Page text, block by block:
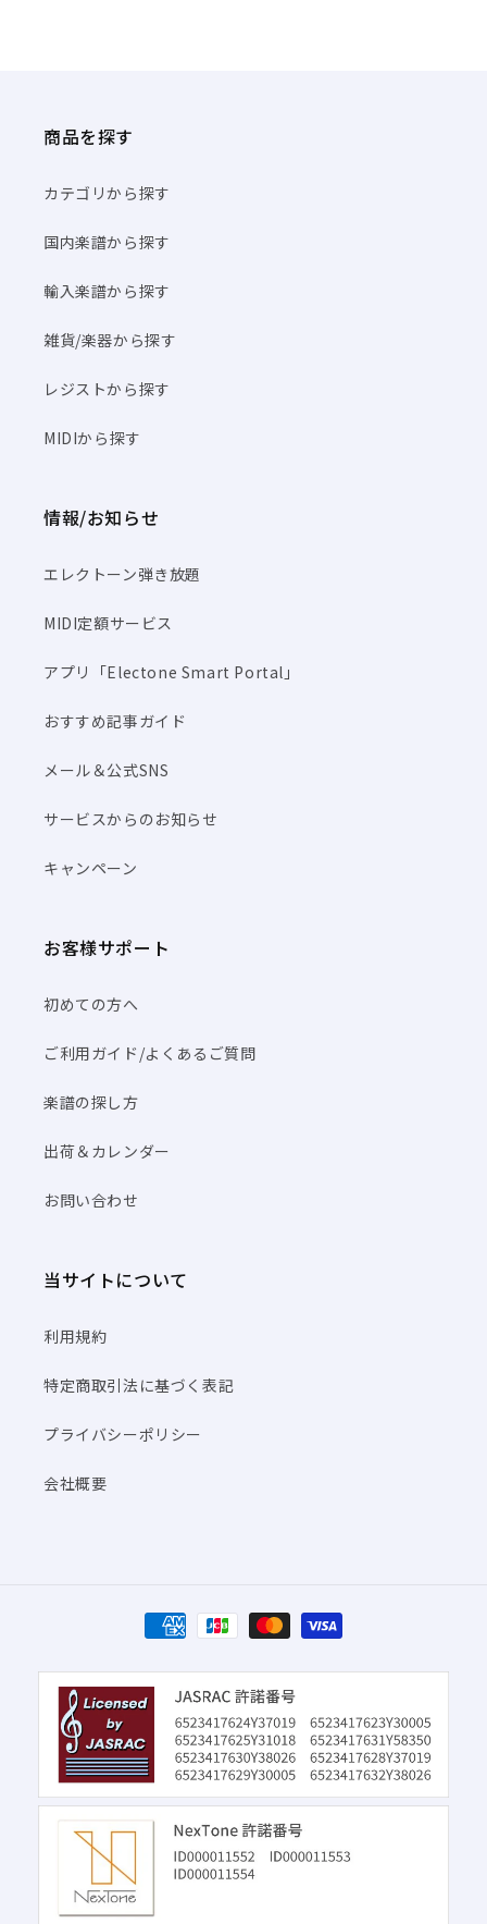
商品を探す
カテゴリから探す
国内楽譜から探す
輸入楽譜から探す
雑貨/楽器から探す
レジストから探す
MIDIから探す
情報/お知らせ
エレクトーン弾き放題
MIDI定額サービス
アプリ「Electone Smart Portal」
おすすめ記事ガイド
メール＆公式SNS
サービスからのお知らせ
キャンペーン
お客様サポート
初めての方へ
ご利用ガイド/よくあるご質問
楽譜の探し方
出荷＆カレンダー
お問い合わせ
当サイトについて
利用規約
特定商取引法に基づく表記
プライバシーポリシー
会社概要
決
済
方
法